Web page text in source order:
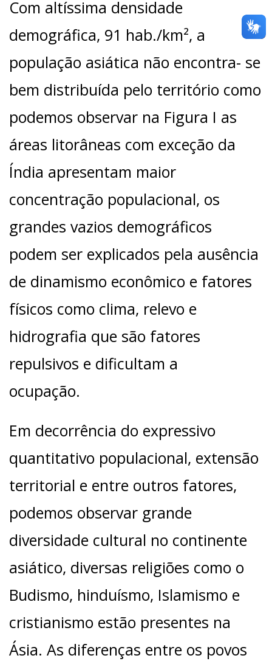
Com altíssima densidade
demográfica, 91 hab./km², a
população asiática não encontra- se
bem distribuída pelo território como
podemos observar na Figura I as
áreas litorâneas com exceção da
Índia apresentam maior
concentração populacional, os
grandes vazios demográficos
podem ser explicados pela ausência
de dinamismo econômico e fatores
físicos como clima, relevo e
hidrografia que são fatores
repulsivos e dificultam a
ocupação.
Em decorrência do expressivo
quantitativo populacional, extensão
territorial e entre outros fatores,
podemos observar grande
diversidade cultural no continente
asiático, diversas religiões como o
Budismo, hinduísmo, Islamismo e
cristianismo estão presentes na
Ásia. As diferenças entre os povos